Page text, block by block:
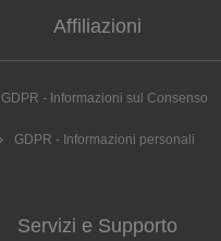
Affiliazioni
GDPR - Informazioni sul Consenso
GDPR - Informazioni personali
Servizi e Supporto